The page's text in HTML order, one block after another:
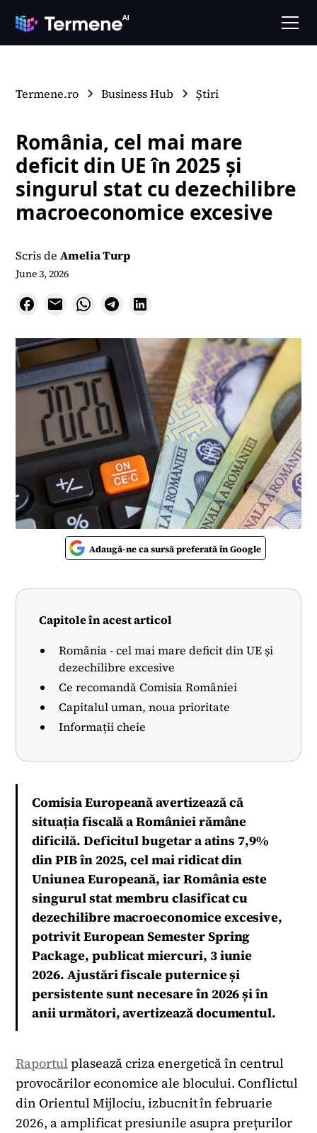
Termene.ro Business Hub Știri
România, cel mai mare
deficit din UE în 2025 și
singurul stat cu dezechilibre
macroeconomice excesive
Scris de Amelia Turp
June 3, 2026
Adaugă-ne ca sursă preferată în Google
Capitole în acest articol
România - cel mai mare deficit din UE și
dezechilibre excesive
Ce recomandă Comisia României
Capitalul uman, noua prioritate
Informații cheie
Comisia Europeană avertizează că
situația fiscală a României rămâne
dificilă. Deficitul bugetar a atins 7,9%
din PIB în 2025, cel mai ridicat din
Uniunea Europeană, iar România este
singurul stat membru clasificat cu
dezechilibre macroeconomice excesive,
potrivit European Semester Spring
Package, publicat miercuri, 3 iunie
2026. Ajustări fiscale puternice și
persistente sunt necesare în 2026 și în
anii următori, avertizează documentul.
Raportulplasează criza energetică în centrul
provocărilor economice ale blocului. Conflictul
din Orientul Mijlociu, izbucnit în februarie
2026, a amplificat presiunile asupra prețurilor